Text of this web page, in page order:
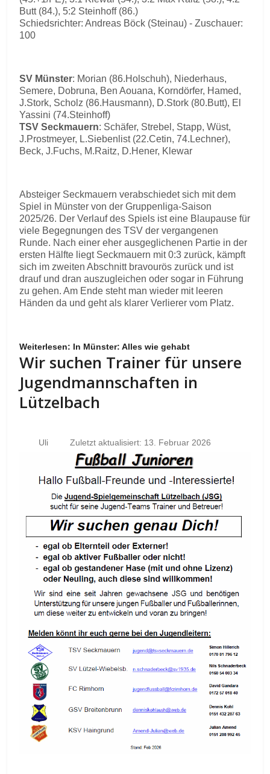
Butt (84.), 5:2 Steinhoff (86.)
Schiedsrichter: Andreas Böck (Steinau) - Zuschauer:
100
SV Münster: Morian (86.Holschuh), Niederhaus,
Semere, Dobruna, Ben Aouana, Korndörfer, Hamed,
J.Stork, Scholz (86.Hausmann), D.Stork (80.Butt), El
Yassini (74.Steinhoff)
TSV Seckmauern: Schäfer, Strebel, Stapp, Wüst,
J.Prostmeyer, L.Siebenlist (22.Cetin, 74.Lechner),
Beck, J.Fuchs, M.Raitz, D.Hener, Klewar
Absteiger Seckmauern verabschiedet sich mit dem
Spiel in Münster von der Gruppenliga-Saison
2025/26. Der Verlauf des Spiels ist eine Blaupause für
viele Begegnungen des TSV der vergangenen
Runde. Nach einer eher ausgeglichenen Partie in der
ersten Hälfte liegt Seckmauern mit 0:3 zurück, kämpft
sich im zweiten Abschnitt bravourös zurück und ist
drauf und dran auszugleichen oder sogar in Führung
zu gehen. Am Ende steht man wieder mit leeren
Händen da und geht als klarer Verlierer vom Platz.
Weiterlesen: In Münster: Alles wie gehabt
Wir suchen Trainer für unsere
Jugendmannschaften in
Lützelbach
Uli Zuletzt aktualisiert: 13. Februar 2026